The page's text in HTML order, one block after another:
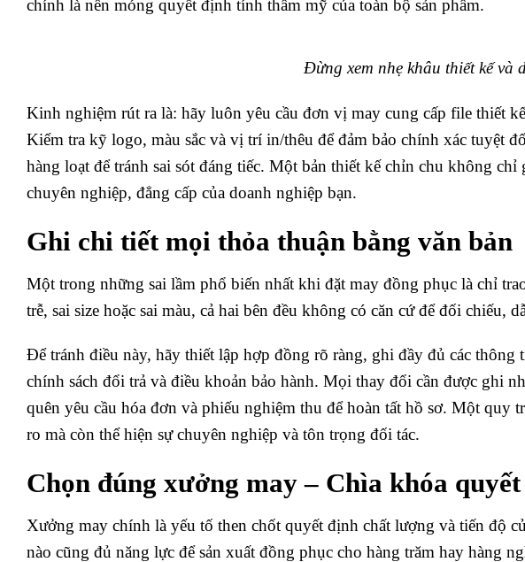
chính là nền móng quyết định tính thẩm mỹ của toàn bộ sản phẩm.
Đừng xem nhẹ khâu thiết kế và
Kinh nghiệm rút ra là: hãy luôn yêu cầu đơn vị may cung cấp file thiết
Kiểm tra kỹ logo, màu sắc và vị trí in/thêu để đảm bảo chính xác tuyệt
hàng loạt để tránh sai sót đáng tiếc. Một bản thiết kế chỉn chu không
chuyên nghiệp, đẳng cấp của doanh nghiệp bạn.
Ghi chi tiết mọi thỏa thuận bằng văn bản
Một trong những sai lầm phổ biến nhất khi đặt may đồng phục là chỉ
trễ, sai size hoặc sai màu, cả hai bên đều không có căn cứ để đối chiếu,
Để tránh điều này, hãy thiết lập hợp đồng rõ ràng, ghi đầy đủ các
chính sách đổi trả và điều khoản bảo hành. Mọi thay đổi cần được ghi
quên yêu cầu hóa đơn và phiếu nghiệm thu để hoàn tất hồ sơ. Một
ro mà còn thể hiện sự chuyên nghiệp và tôn trọng đối tác.
Chọn đúng xưởng may – Chìa khóa
Xưởng may chính là yếu tố then chốt quyết định chất lượng và tiến độ
nào cũng đủ năng lực để sản xuất đồng phục cho hàng trăm hay hàng